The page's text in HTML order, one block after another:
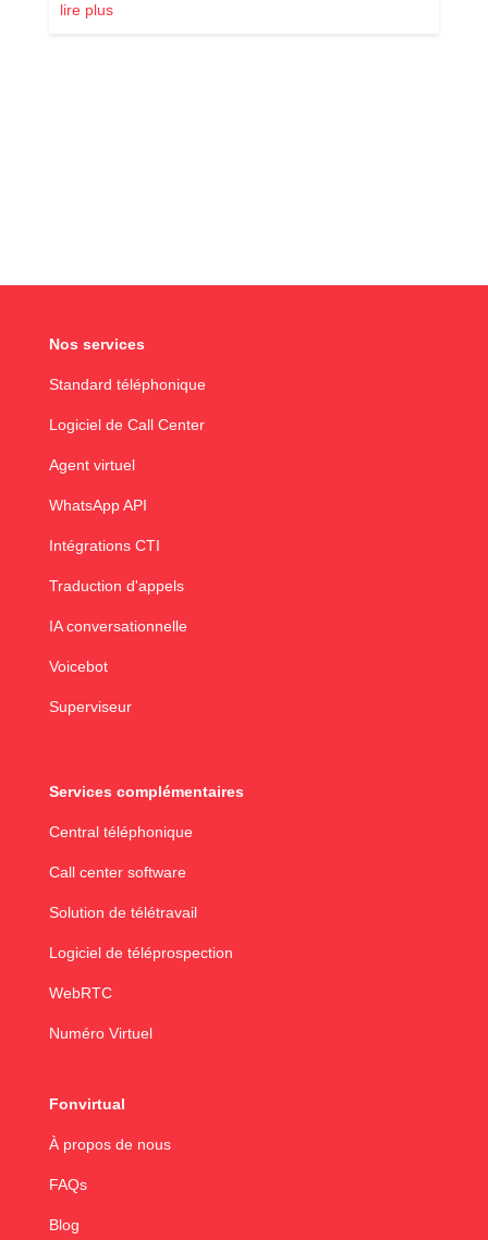
lire plus
Nos services
Standard téléphonique
Logiciel de Call Center
Agent virtuel
WhatsApp API
Intégrations CTI
Traduction d'appels
IA conversationnelle
Voicebot
Superviseur
Services complémentaires
Central téléphonique
Call center software
Solution de télétravail
Logiciel de téléprospection
WebRTC
Numéro Virtuel
Fonvirtual
À propos de nous
FAQs
Blog